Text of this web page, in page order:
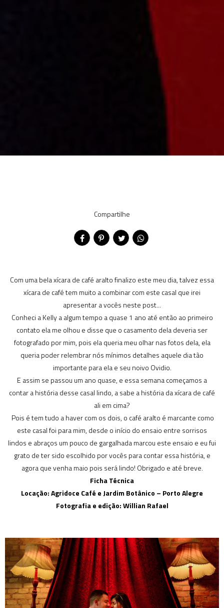
Compartilhe
Com uma bela xícara de café aralto finalizo este meu dia, talvez essa
xícara de café tem muito a combinar com este casal que irei
apresentar a vocês neste post...
Conheci a Kelly a algum tempo a quase 1 ano até então ao primeiro
contato ela me olhou e disse que o casamento dela deveria ser
fotografado por mim, pois ela queria meu olhar nas fotos dela, ela
queria poder relembrar nós mínimos detalhes aquele dia tão
importante para ela e seu noivo Ovidio.
E assim se passou um ano quase, e essa semana começamos a
contar a história desse casal lindo, a sabe a história da xícara de café
ali em cima?
Pois é tem tudo a haver com os dois, o café aralto é marcante como
este casal foi para mim, desde o início do ensaio entre sorrisos
lindos e abraços um pouco de gargalhada marcou este ensaio e eu fui
grato de ter sido escolhido por vocês para contar essa história, e
agora que venha maio pois será lindo! Obrigado e até breve.
Ficha Técnica
Locação: Agridoce Café e Jardim Botânico – Porto Alegre
Fotografia e edição: Willian Rafael